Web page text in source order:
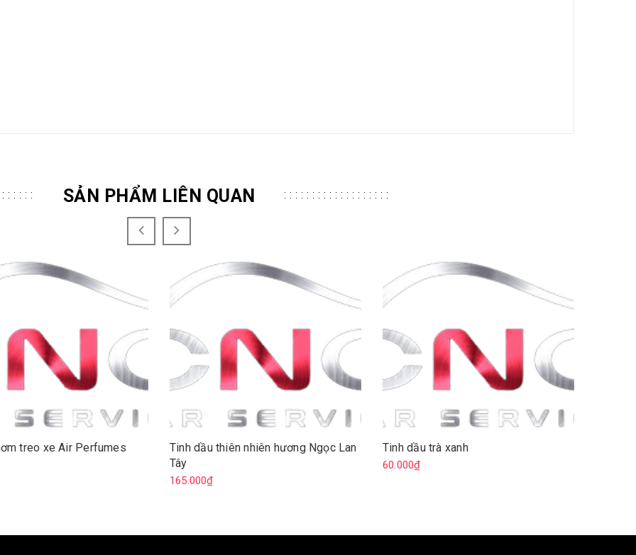
SẢN PHẨM LIÊN QUAN
treo xe Air Perfumes
Tinh dầu thiên nhiên hương Ngọc Lan
Tây
165.000₫
Tinh dầu trà xanh
60.000₫